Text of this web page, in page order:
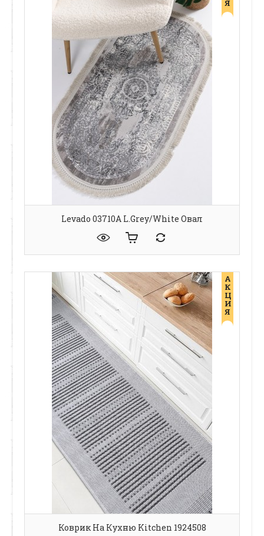
Я
Levado 03710A L.Grey/White Овал
А
К
Ц
И
Я
Коврик На Кухню Kitchen 1924508